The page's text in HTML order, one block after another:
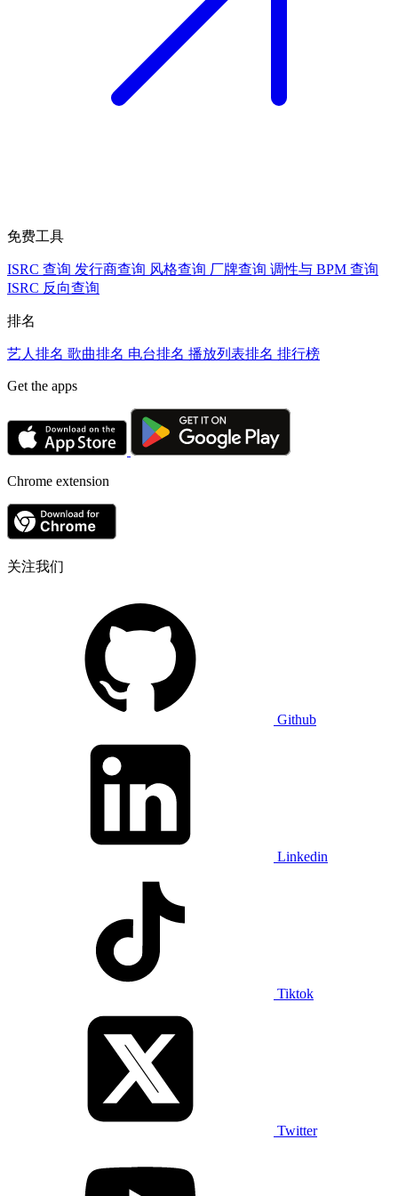
免费工具
ISRC 查询 发行商查询 风格查询 厂牌查询 调性与 BPM 查询
ISRC 反向查询
排名
艺人排名 歌曲排名 电台排名 播放列表排名 排行榜
Get the apps
Chrome extension
关注我们
Github
Linkedin
Tiktok
Twitter